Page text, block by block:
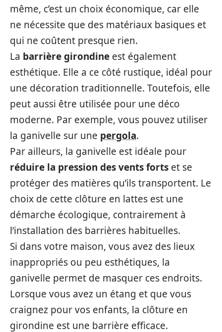
même, c’est un choix économique, car elle
ne nécessite que des matériaux basiques et
qui ne coûtent presque rien.
La barrière girondine est également
esthétique. Elle a ce côté rustique, idéal pour
une décoration traditionnelle. Toutefois, elle
peut aussi être utilisée pour une déco
moderne. Par exemple, vous pouvez utiliser
la ganivelle sur une pergola.
Par ailleurs, la ganivelle est idéale pour
réduire la pression des vents forts et se
protéger des matières qu’ils transportent. Le
choix de cette clôture en lattes est une
démarche écologique, contrairement à
l’installation des barrières habituelles.
Si dans votre maison, vous avez des lieux
inappropriés ou peu esthétiques, la
ganivelle permet de masquer ces endroits.
Lorsque vous avez un étang et que vous
craignez pour vos enfants, la clôture en
girondine est une barrière efficace.